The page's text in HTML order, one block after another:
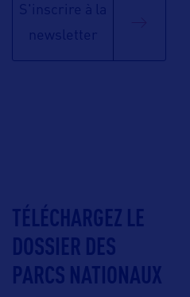
S'inscrire à la
newsletter
TÉLÉCHARGEZ LE
DOSSIER DES
PARCS NATIONAUX